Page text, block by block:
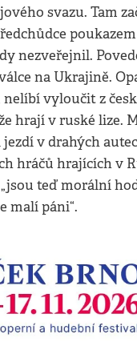
svazu. Tam
nezveřejnil.
na Ukrajině.
nelíbí vyloučit z
hrají v ruské lize.
v drahých
hráčů hrajících v
„jsou teď morální
malí páni“.